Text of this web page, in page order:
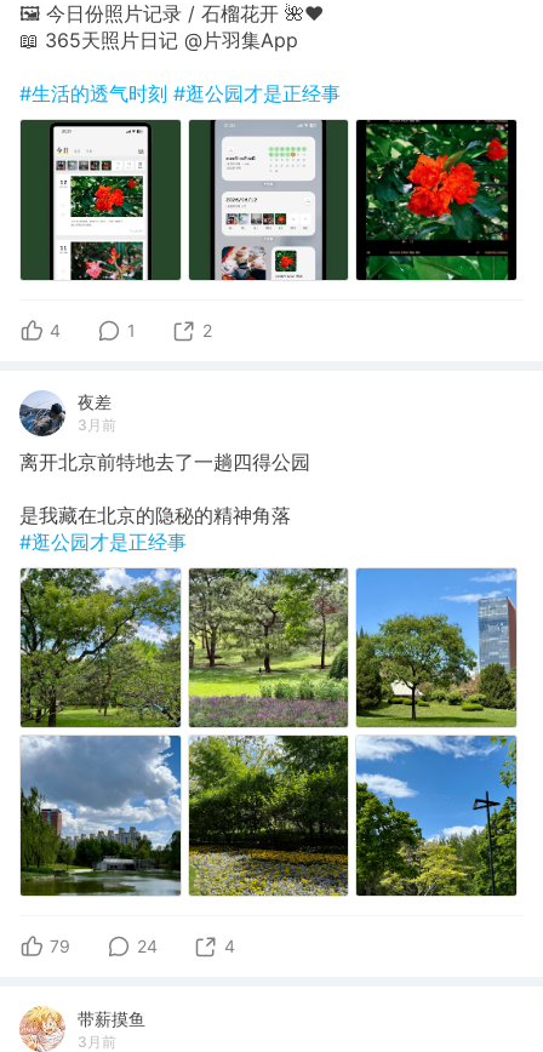
🖼 今日份照片记录 / 石榴花开 🌺❤️
📖 365天照片日记 @片羽集App
#生活的透气时刻 #逛公园才是正经事
4 1 2
夜差
3月前
离开北京前特地去了一趟四得公园
是我藏在北京的隐秘的精神角落
#逛公园才是正经事
79 24 4
带薪摸鱼
3月前